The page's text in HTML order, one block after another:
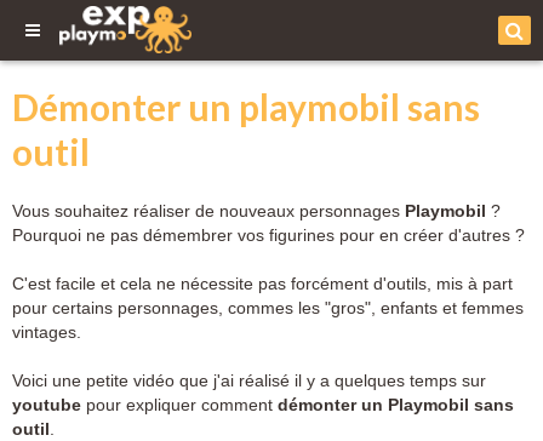
Démonter un playmobil sans
outil
Vous souhaitez réaliser de nouveaux personnages Playmobil ?
Pourquoi ne pas démembrer vos figurines pour en créer d'autres ?
C'est facile et cela ne nécessite pas forcément d'outils, mis à part
pour certains personnages, commes les "gros", enfants et femmes
vintages.
Voici une petite vidéo que j'ai réalisé il y a quelques temps sur
youtube pour expliquer comment démonter un Playmobil sans
outil